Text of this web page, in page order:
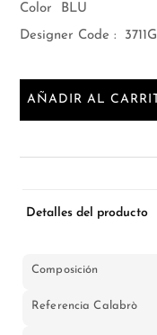
Color
BLU
Designer Code :
AÑADIR AL
Detalles del producto
Composición
Referencia Calabrò